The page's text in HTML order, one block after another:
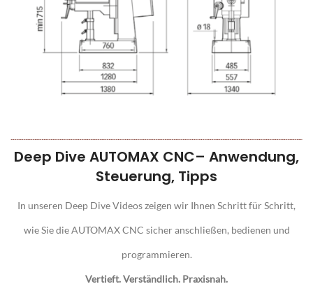
Deep Dive AUTOMAX CNC– Anwendung,
Steuerung, Tipps
In unseren Deep Dive Videos zeigen wir Ihnen Schritt für Schritt,
wie Sie die AUTOMAX CNC sicher anschließen, bedienen und
programmieren.
Vertieft. Verständlich. Praxisnah.